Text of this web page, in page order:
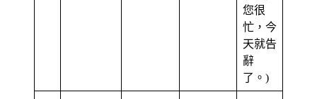
您很
忙，今
天就告
辭
了。)